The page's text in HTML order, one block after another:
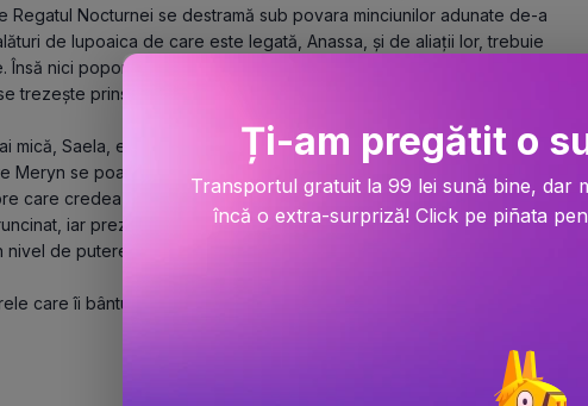
Regatul Nocturnei se destramă sub povara minciunilor adunate de-a
de lupoaica de care este legată, Anassa, și de aliații lor, trebuie
nici poporul, nici Predestinații și nici nobilii nu au încredere în
trezește prinsă într-un joc politic sângeros.
mică, Saela, este mai expusă pericolului ca niciodată. În mod
Meryn se poate încrede este Stark Therion – întunecatul și
care credea că o ura la fel de mult pe cât îl disprețuia ea. Și totuși,
iar prezența sa devine copleșitoare. Sub îndrumarea lui,
de putere dincolo de orice imaginație.
care îi bântuie visele, Meryn riscă să piardă totul: regatul și
Ți-am pregătit o
Transportul gratuit la 99 lei sună bine, dar
încă o extra-surpriză! Click pe piñata